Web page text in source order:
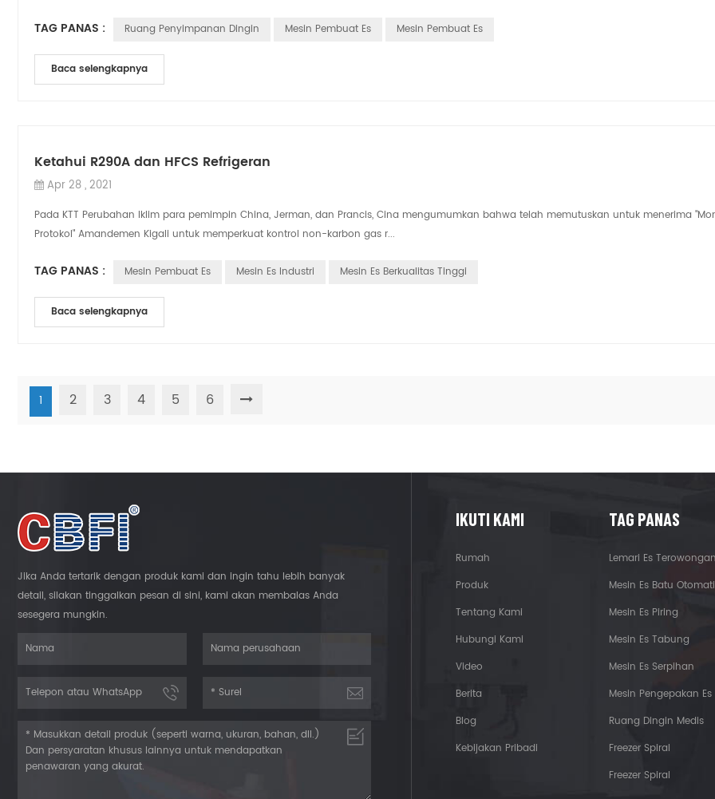
TAG PANAS : Ruang Penyimpanan Dingin Mesin Pembuat Es Mesin Pembuat Es
Baca selengkapnya
Ketahui R290A dan HFCS Refrigeran
Apr 28 , 2021
Pada KTT Perubahan Iklim para pemimpin China, Jerman, dan Prancis, Cina mengumumkan bahwa telah memutuskan untuk menerima
Protokol" Amandemen Kigali untuk memperkuat kontrol non-karbon gas r...
TAG PANAS : Mesin Pembuat Es Mesin Es Industri Mesin Es Berkualitas Tinggi
Baca selengkapnya
1 2 3 4 5 6
Jika Anda tertarik dengan produk kami dan ingin tahu lebih banyak
detail, silakan tinggalkan pesan di sini, kami akan membalas Anda
sesegera mungkin.
IKUTI KAMI
Rumah
Produk
Tentang Kami
Hubungi Kami
Video
Berita
Blog
Kebijakan Pribadi
TAG PANAS
Lemari Es Terowongan
Mesin Es Batu
Mesin Es Piring
Mesin Es Tabung
Mesin Es Serpihan
Mesin Pengepakan Es
Ruang Dingin Medis
Freezer Spiral
Freezer Spiral